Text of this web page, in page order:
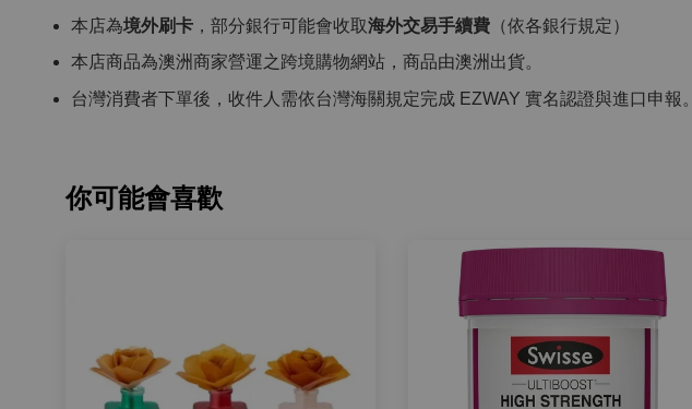
本店為境外刷卡 ，部分銀行可能會收取海外交易手續費 （依各銀行規定）
本店商品為澳洲商家營運之跨境購物網站，商品由澳洲出貨。
台灣消費者下單後，收件人需依台灣海關規定完成 EZWAY 實名認證與進口申報。
你可能會喜歡